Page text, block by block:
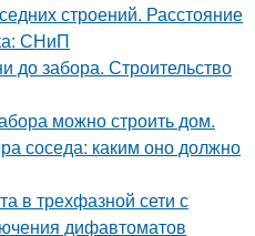
строений. Расстояние
СНиП
до забора. Строительство
можно строить дом.
соседа: каким оно должно
в трехфазной сети с
дифавтоматов